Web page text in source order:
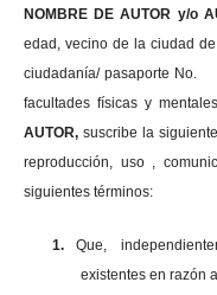
NOMBRE DE AUTOR y/o
edad, vecino de la
ciudadanía/
facultades físicas y
AUTOR,suscribe la
reproducción, uso ,
siguientes términos:
1.
Que,
existentes en razón